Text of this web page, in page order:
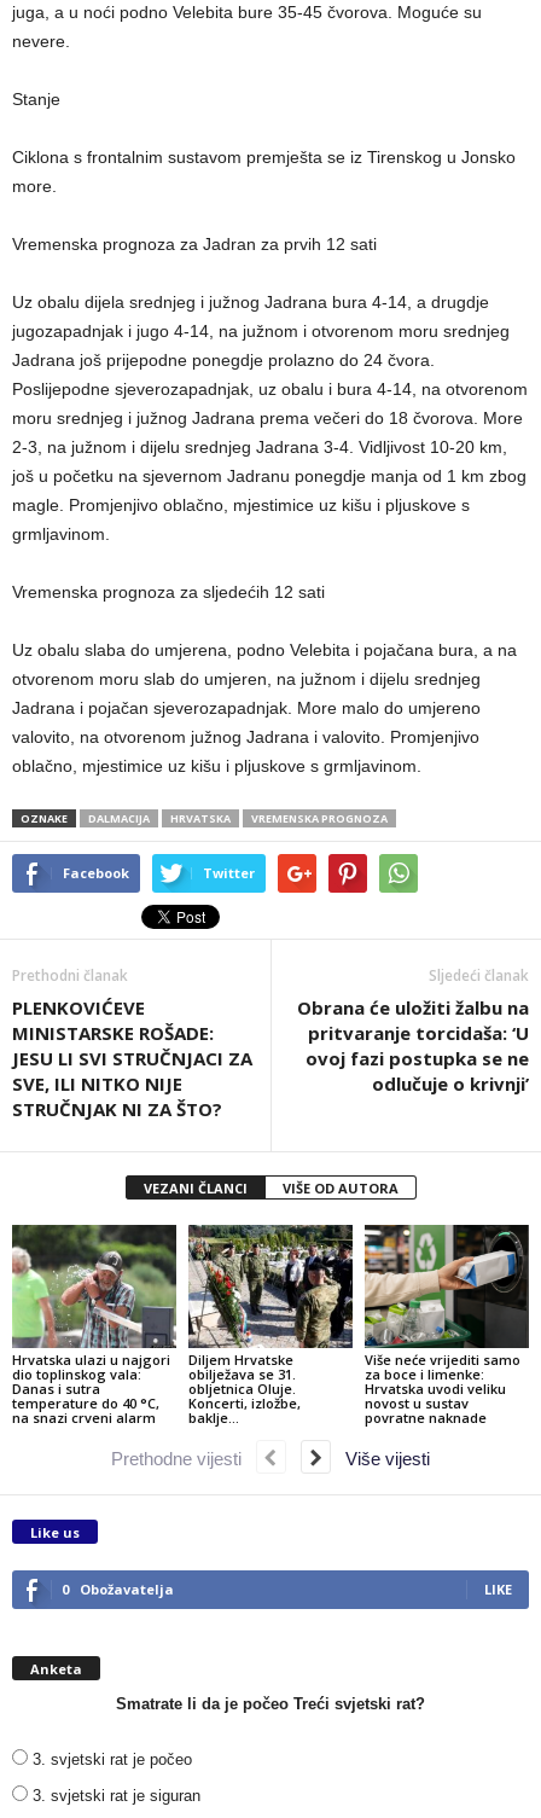
juga, a u noći podno Velebita bure 35-45 čvorova. Moguće su
nevere.
Stanje
Ciklona s frontalnim sustavom premješta se iz Tirenskog u Jonsko
more.
Vremenska prognoza za Jadran za prvih 12 sati
Uz obalu dijela srednjeg i južnog Jadrana bura 4-14, a drugdje
jugozapadnjak i jugo 4-14, na južnom i otvorenom moru srednjeg
Jadrana još prijepodne ponegdje prolazno do 24 čvora.
Poslijepodne sjeverozapadnjak, uz obalu i bura 4-14, na otvorenom
moru srednjeg i južnog Jadrana prema večeri do 18 čvorova. More
2-3, na južnom i dijelu srednjeg Jadrana 3-4. Vidljivost 10-20 km,
još u početku na sjevernom Jadranu ponegdje manja od 1 km zbog
magle. Promjenjivo oblačno, mjestimice uz kišu i pljuskove s
grmljavinom.
Vremenska prognoza za sljedećih 12 sati
Uz obalu slaba do umjerena, podno Velebita i pojačana bura, a na
otvorenom moru slab do umjeren, na južnom i dijelu srednjeg
Jadrana i pojačan sjeverozapadnjak. More malo do umjereno
valovito, na otvorenom južnog Jadrana i valovito. Promjenjivo
oblačno, mjestimice uz kišu i pljuskove s grmljavinom.
OZNAKE DALMACIJA HRVATSKA VREMENSKA PROGNOZA
Facebook Twitter
Prethodni članak
PLENKOVIĆEVE
MINISTARSKE ROŠADE:
JESU LI SVI STRUČNJACI ZA
SVE, ILI NITKO NIJE
STRUČNJAK NI ZA ŠTO?
Sljedeći članak
Obrana će uložiti žalbu na
pritvaranje torcidaša: ‘U
ovoj fazi postupka se ne
odlučuje o krivnji’
VEZANI ČLANCI VIŠE OD AUTORA
Hrvatska ulazi u najgori
dio toplinskog vala:
Danas i sutra
temperature do 40 °C,
na snazi crveni alarm
Diljem Hrvatske
obilježava se 31.
obljetnica Oluje.
Koncerti, izložbe,
baklje…
Više neće vrijediti samo
za boce i limenke:
Hrvatska uvodi veliku
novost u sustav
povratne naknade
Prethodne vijesti Više vijesti
Like us
0 Obožavatelja LIKE
Anketa
Smatrate li da je počeo Treći svjetski rat?
3. svjetski rat je počeo
3. svjetski rat je siguran